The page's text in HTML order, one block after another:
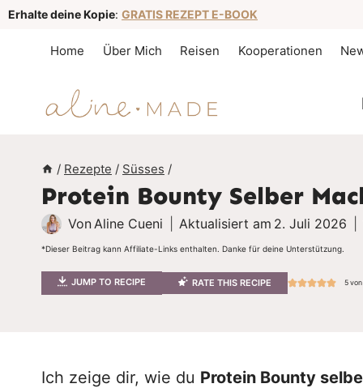
ZErhalte deine Kopie: GRATIS REZEPT E-BOOK
Home Über Mich Reisen Kooperationen
/ Rezepte / Süsses /
Protein Bounty Selber
VonAline Cueni Aktualisiert am 2. Juli 2026
*Dieser Beitrag kann Affiliate-Links enthalten. Danke für deine Unterstützung.
JUMP TO RECIPE RATE THIS RECIPE 5
Ich zeige dir, wie du Protein Bounty